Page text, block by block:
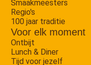
Smaakmeesters
Regio's
100 jaar traditie
Voor elk moment
Ontbijt
Lunch & Diner
Tijd voor jezelf